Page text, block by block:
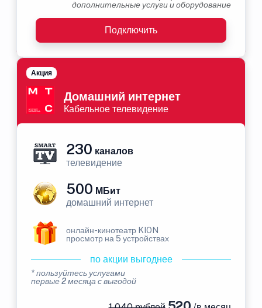
дополнительные услуги и оборудование
Подключить
Домашний интернет
Кабельное телевидение
Акция
230 каналов
телевидение
500 МБит
домашний интернет
онлайн-кинотеатр KION
просмотр на 5 устройствах
по акции выгоднее
* пользуйтесь услугами
первые 2 месяца с выгодой